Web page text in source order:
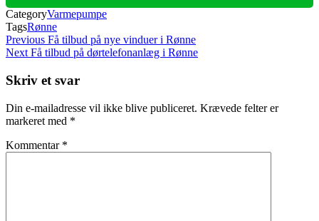
CategoryVarmepumpe
TagsRønne
Indlægsnavigation
Previous
Post
Previous Få tilbud på nye vinduer i Rønne
Next
Next Få tilbud på dørtelefonanlæg i Rønne
Skriv et svar
Din e-mailadresse vil ikke blive publiceret. Krævede felter er
markeret med *
Kommentar *